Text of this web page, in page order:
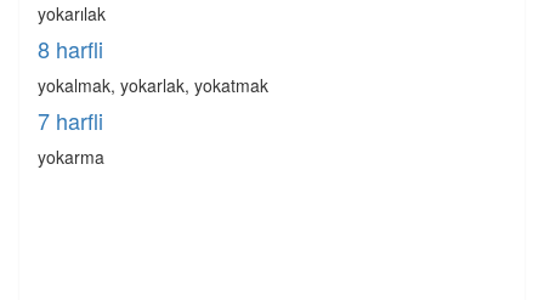
yokarılak
8 harfli
yokalmak, yokarlak, yokatmak
7 harfli
yokarma